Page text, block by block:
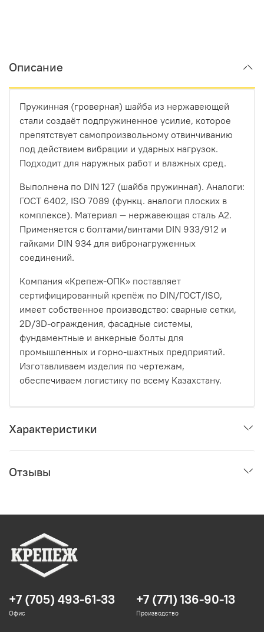
Описание
Пружинная (гроверная) шайба из нержавеющей
стали создаёт подпружиненное усилие, которое
препятствует самопроизвольному отвинчиванию
под действием вибрации и ударных нагрузок.
Подходит для наружных работ и влажных сред.
Выполнена по DIN 127 (шайба пружинная). Аналоги:
ГОСТ 6402, ISO 7089 (функц. аналоги плоских в
комплексе). Материал — нержавеющая сталь A2.
Применяется с болтами/винтами DIN 933/912 и
гайками DIN 934 для вибронагруженных
соединений.
Компания «Крепеж‑ОПК» поставляет
сертифицированный крепёж по DIN/ГОСТ/ISO,
имеет собственное производство: сварные сетки,
2D/3D‑ограждения, фасадные системы,
фундаментные и анкерные болты для
промышленных и горно‑шахтных предприятий.
Изготавливаем изделия по чертежам,
обеспечиваем логистику по всему Казахстану.
Характеристики
Отзывы
+7 (705) 493-61-33
Офис
+7 (771) 136-90-13
Производство